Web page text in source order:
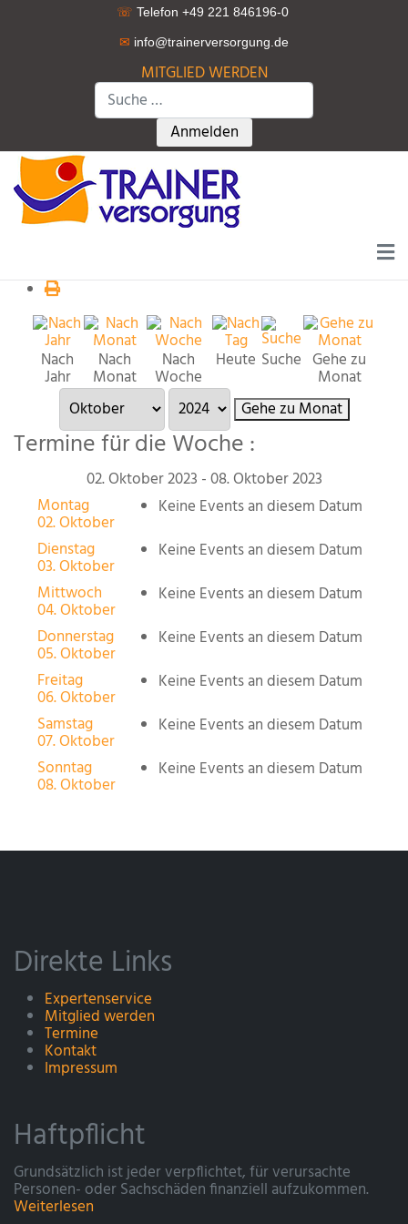
☏ Telefon +49 221 846196-0
✉ info@trainerversorgung.de
MITGLIED WERDEN
Suchen
Type 2 or more characters for
Anmelden
Nach
Jahr
Nach
Monat
Nach
Woche
Heute Suche Gehe zu
Monat
Gehe zu Monat
Termine für die Woche :
02. Oktober 2023 - 08. Oktober 2023
Montag
02. Oktober
Keine Events an diesem Datum
Dienstag
03. Oktober
Keine Events an diesem Datum
Mittwoch
04. Oktober
Keine Events an diesem Datum
Donnerstag
05. Oktober
Keine Events an diesem Datum
Freitag
06. Oktober
Keine Events an diesem Datum
Samstag
07. Oktober
Keine Events an diesem Datum
Sonntag
08. Oktober
Keine Events an diesem Datum
Direkte Links
Expertenservice
Mitglied werden
Termine
Kontakt
Impressum
Haftpflicht
Grundsätzlich ist jeder verpflichtet, für verursachte
Personen- oder Sachschäden finanziell aufzukommen.
Weiterlesen